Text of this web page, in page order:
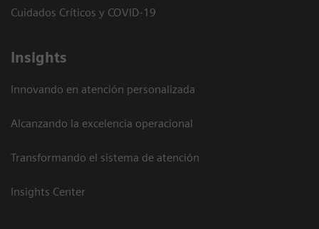
Cuidados Críticos y COVID-19
Insights
Innovando en atención personalizada
Alcanzando la excelencia operacional
Transformando el sistema de atención
Insights Center